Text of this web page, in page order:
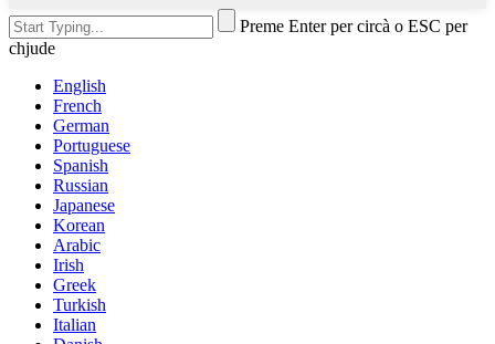
Preme Enter per circà o ESC per
chjude
English
French
German
Portuguese
Spanish
Russian
Japanese
Korean
Arabic
Irish
Greek
Turkish
Italian